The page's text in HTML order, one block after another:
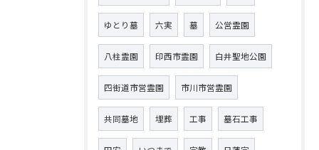
ゆとり墓 六実 墓 公営霊園
八柱霊園 印西市霊園 白井聖地公園
四街道市営霊園 市川市営霊園
共同墓地 埋葬 工事 墓石工事